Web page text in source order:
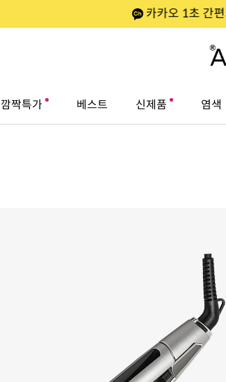
카카오 1초 간편
짝특가 베스트 신제품 염색